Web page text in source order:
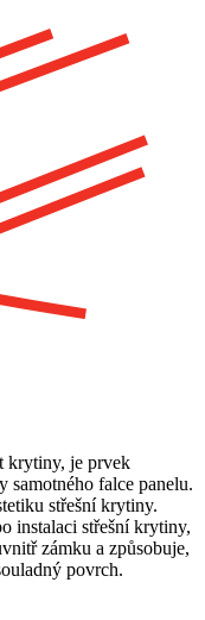
krytiny, je prvek
samotného falce panelu.
střešní krytiny.
instalaci střešní krytiny,
zámku a způsobuje,
povrch.